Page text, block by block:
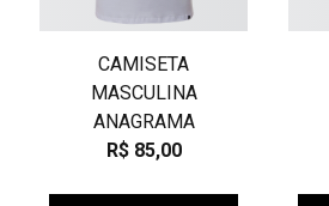
CAMISETA
MASCULINA
ANAGRAMA
R$ 85,00